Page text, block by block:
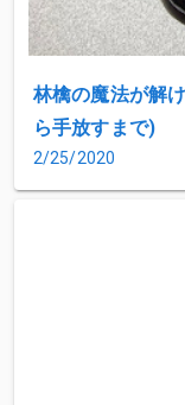
林檎の魔法が解
ら手放すまで)
2/25/2020